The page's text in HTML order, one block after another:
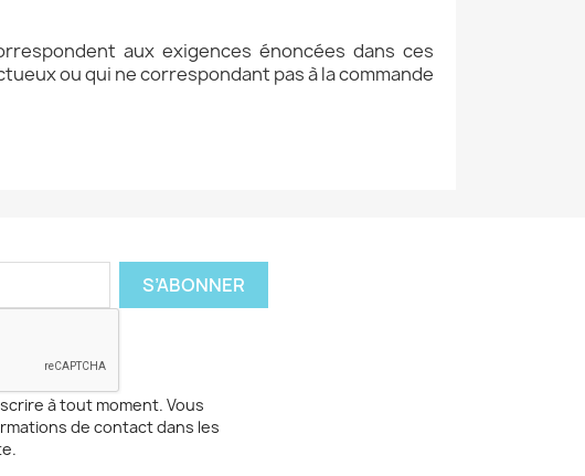
aux exigences énoncées dans ces
ou qui ne correspondant pas à la commande
à tout moment. Vous
de contact dans les